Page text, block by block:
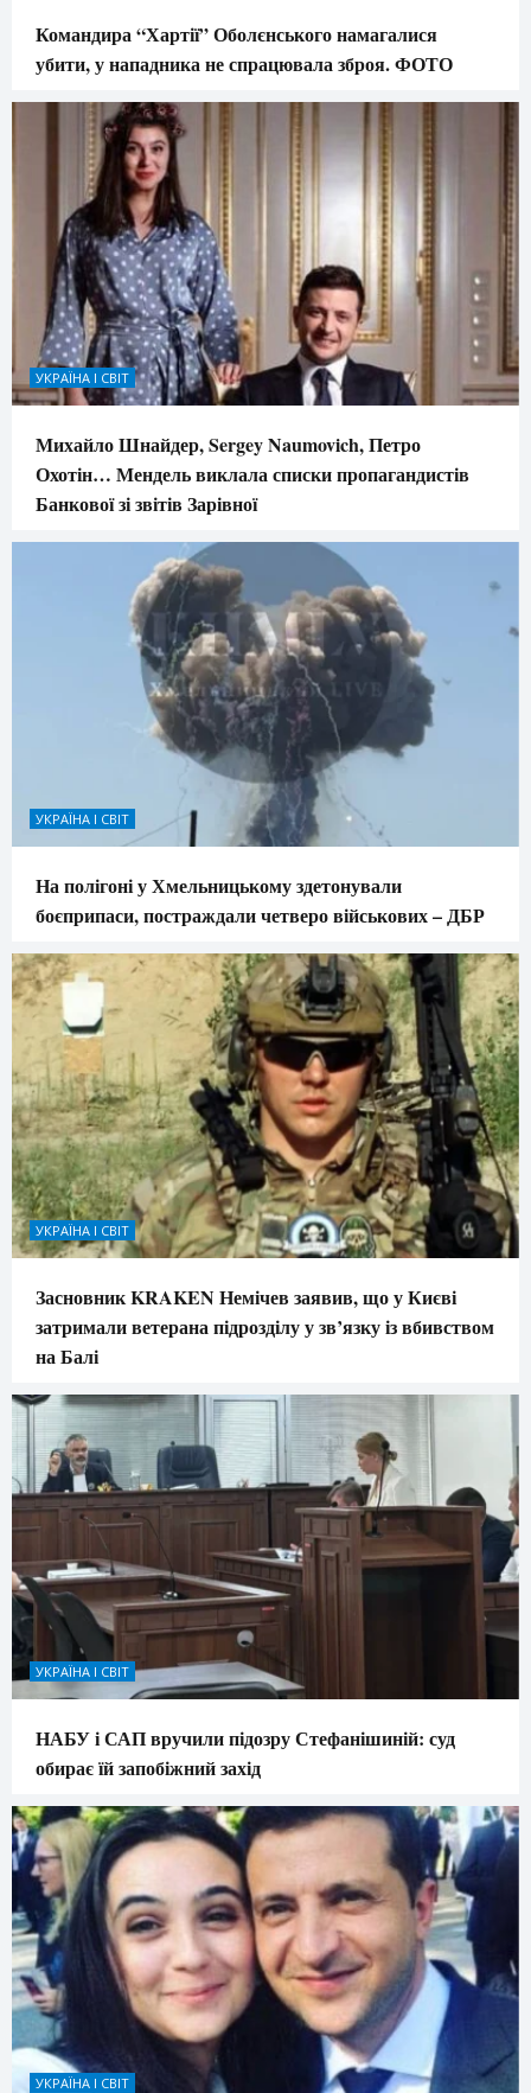
Командира “Хартії” Оболєнського намагалися
убити, у нападника не спрацювала зброя. ФОТО
УКРАЇНА І СВІТ
Михайло Шнайдер, Sergey Naumovich, Петро
Охотін… Мендель виклала списки пропагандистів
Банкової зі звітів Зарівної
УКРАЇНА І СВІТ
На полігоні у Хмельницькому здетонували
боєприпаси, постраждали четверо військових – ДБР
УКРАЇНА І СВІТ
Засновник KRAKEN Немічев заявив, що у Києві
затримали ветерана підрозділу у зв’язку із вбивством
на Балі
УКРАЇНА І СВІТ
НАБУ і САП вручили підозру Стефанішиній: суд
обирає їй запобіжний захід
УКРАЇНА І СВІТ